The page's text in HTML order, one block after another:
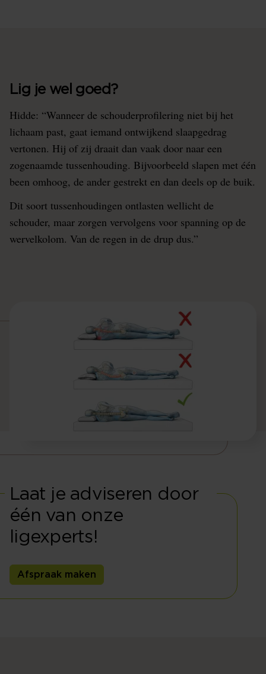
Lig je wel goed?
Hidde: “Wanneer de schouderprofilering niet bij het
lichaam past, gaat iemand ontwijkend slaapgedrag
vertonen. Hij of zij draait dan vaak door naar een
zogenaamde tussenhouding. Bijvoorbeeld slapen met één
been omhoog, de ander gestrekt en dan deels op de buik.
Dit soort tussenhoudingen ontlasten wellicht de
schouder, maar zorgen vervolgens voor spanning op de
wervelkolom. Van de regen in de drup dus.”
Laat je adviseren door
één van onze
ligexperts!
Afspraak maken